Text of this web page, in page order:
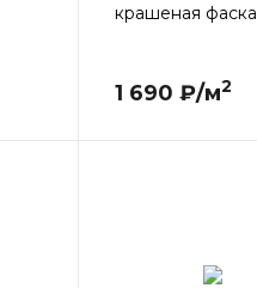
крашеная фаска
1 690 ₽/м2